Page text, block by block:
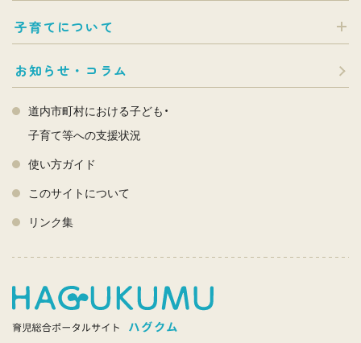
子育てについて
お知らせ・コラム
道内市町村における子ども・
子育て等への支援状況
使い方ガイド
このサイトについて
リンク集